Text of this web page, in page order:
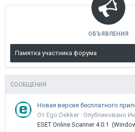
ОБЪЯВЛЕНИЯ
Памятка участника форума
СООБЩЕНИЯ
От Ego Dekker · Опубликовано
ESET Online Scanner 4.0.1